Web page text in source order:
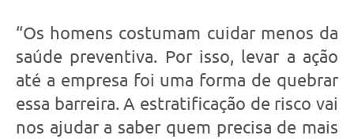
“Os homens costumam cuidar menos da
saúde preventiva. Por isso, levar a ação
até a empresa foi uma forma de quebrar
essa barreira. A estratificação de risco vai
nos ajudar a saber quem precisa de mais